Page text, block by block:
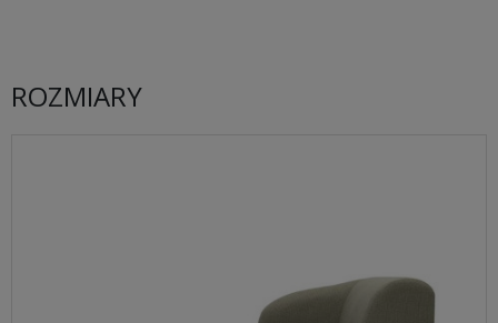
ROZMIARY